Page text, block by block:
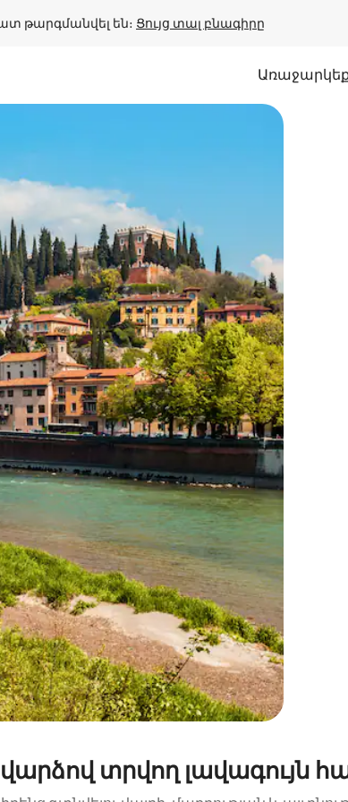
թարգմանվել են։ Ցույց տալ բնագիրը
և վար կամ ուսումնասիրեք հպելով կամ մատը
տրվող լավագույն